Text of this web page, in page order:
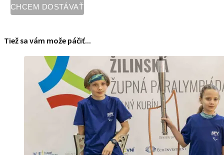
Tiež sa vám može páčiť...